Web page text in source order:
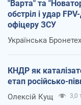
"Варта" та
обстріл і удар
офіцеру ЗСУ
Українська
КНДР як
етап російсько-
Олексій Кущ 3,0